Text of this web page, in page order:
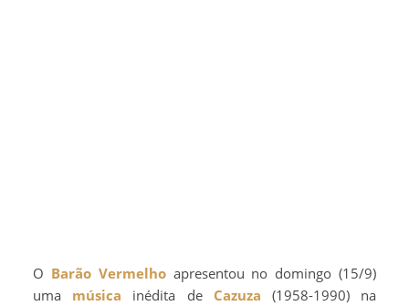
Barão Vermelhoapresentou no domingo (15/9)
uma música inédita de Cazuza (1958-1990) na